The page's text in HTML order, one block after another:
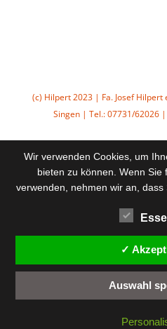
(c) Hilpert 2023 | Fa. Josef
Singen | Tel.: 07731/62026
Wir verwenden Cookies, um
bieten zu können. Wenn Sie
verwenden, nehmen wir an, dass
✓
Auswahl